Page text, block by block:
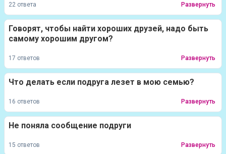
22 ответа Развернуть
Говорят, чтобы найти хороших друзей, надо быть
самому хорошим другом?
17 ответов Развернуть
Что делать если подруга лезет в мою семью?
16 ответов Развернуть
Не поняла сообщение подруги
15 ответов Развернуть